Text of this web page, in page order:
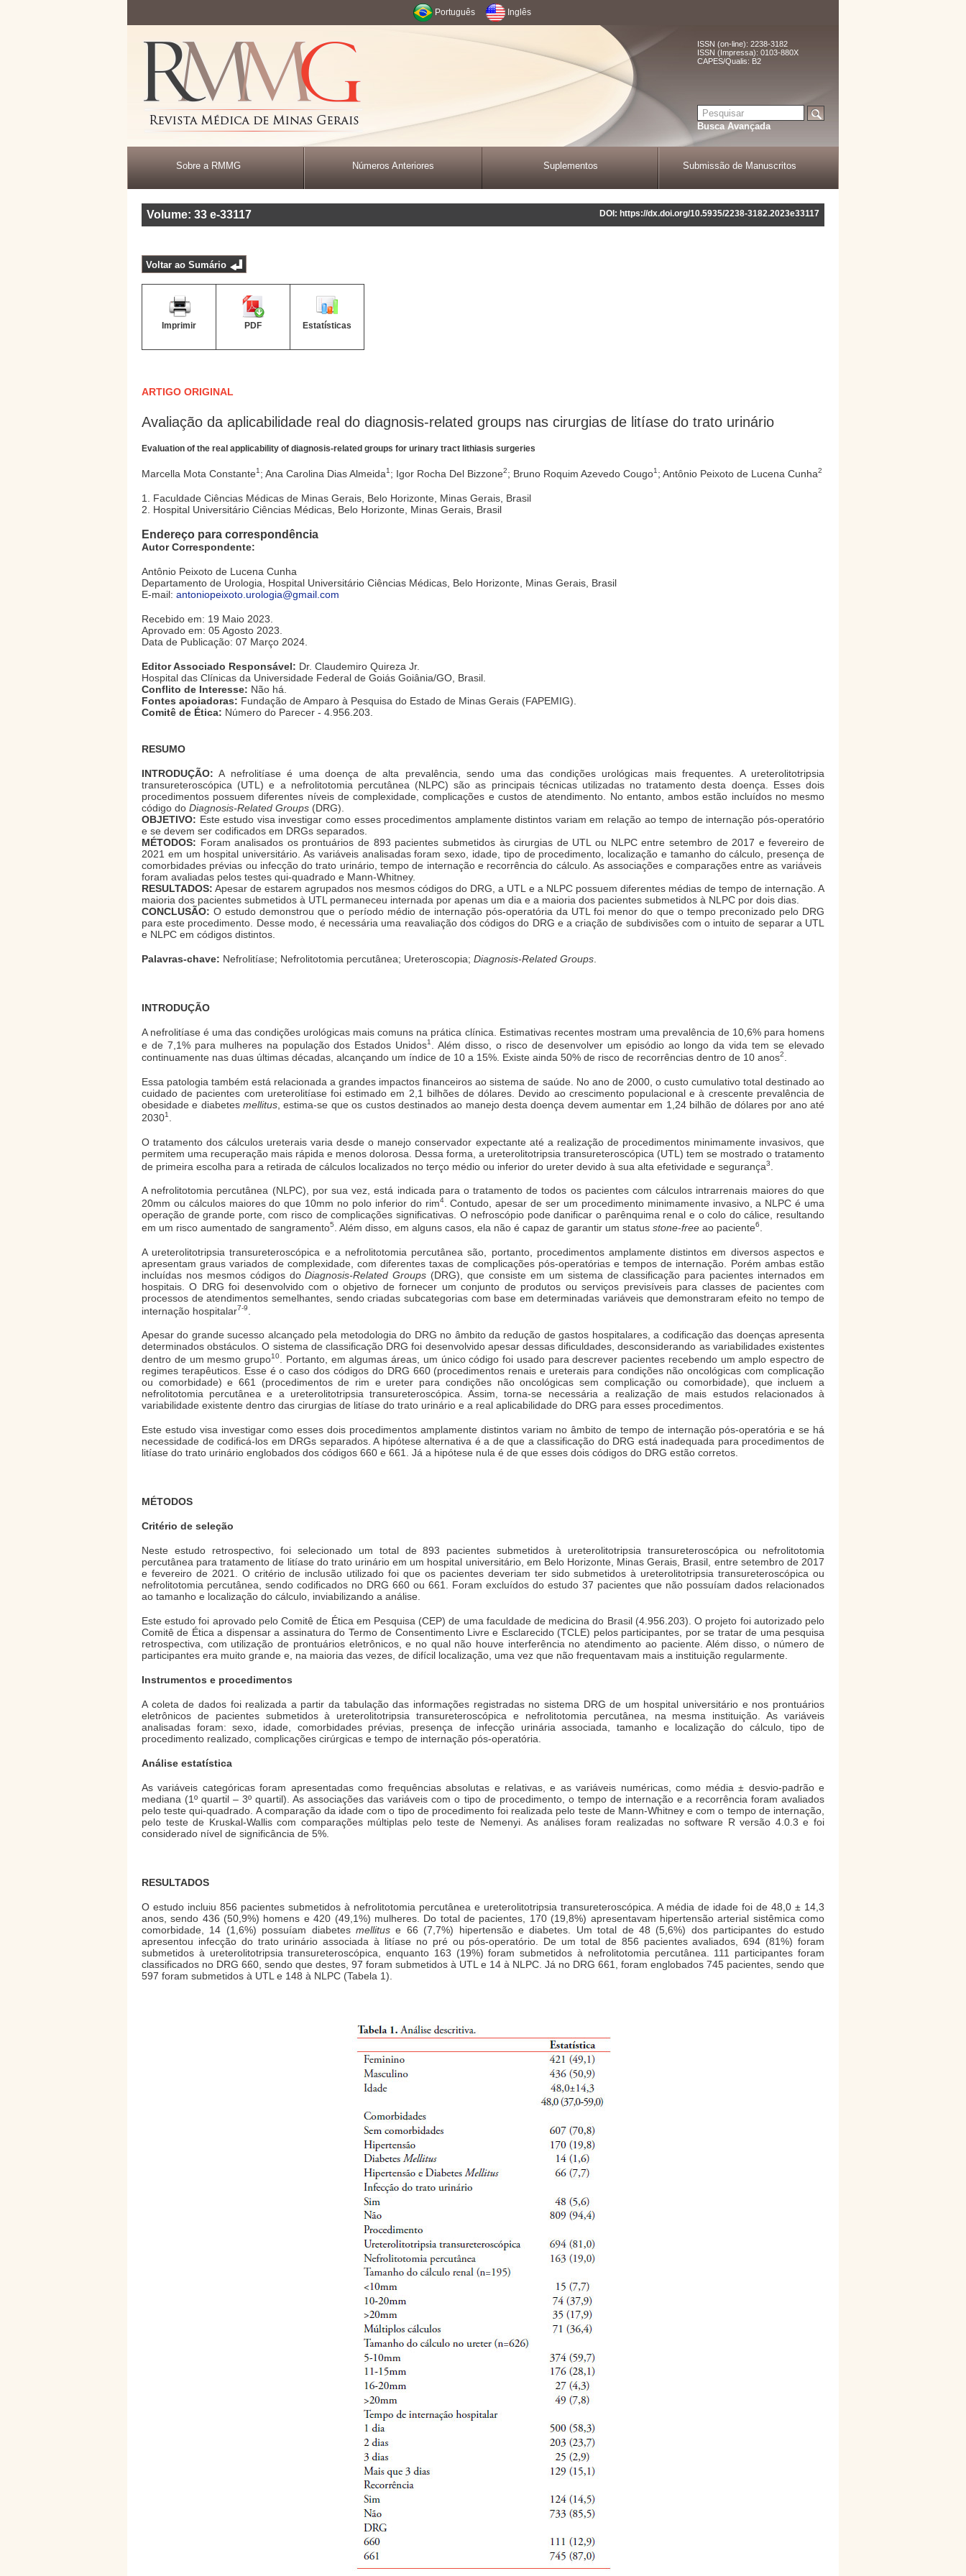
Português Inglês
ISSN (on-line): 2238-3182
ISSN (Impressa): 0103-880X
CAPES/Qualis: B2
Busca Avançada
Sobre a RMMG Números Anteriores Suplementos Submissão de Manuscritos
Volume: 33 e-33117 DOI: https://dx.doi.org/10.5935/2238-3182.2023e33117
Voltar ao Sumário
Imprimir PDF Estatísticas
ARTIGO ORIGINAL
Avaliação da aplicabilidade real do diagnosis-related groups nas cirurgias de litíase do trato urinário
Evaluation of the real applicability of diagnosis-related groups for urinary tract lithiasis surgeries
Marcella Mota Constante1 ; Ana Carolina Dias Almeida1 ; Igor Rocha Del Bizzone2; Bruno Roquim Azevedo Cougo1 ; Antônio Peixoto de Lucena Cunha2
1. Faculdade Ciências Médicas de Minas Gerais, Belo Horizonte, Minas Gerais, Brasil
2. Hospital Universitário Ciências Médicas, Belo Horizonte, Minas Gerais, Brasil
Endereço para correspondência
Autor Correspondente:
Antônio Peixoto de Lucena Cunha
Departamento de Urologia, Hospital Universitário Ciências Médicas, Belo Horizonte, Minas Gerais, Brasil
E-mail: antoniopeixoto.urologia@gmail.com
Recebido em: 19 Maio 2023.
Aprovado em: 05 Agosto 2023.
Data de Publicação: 07 Março 2024.
Editor Associado Responsável: Dr. Claudemiro Quireza Jr.
Hospital das Clínicas da Universidade Federal de Goiás Goiânia/GO, Brasil.
Conflito de Interesse: Não há.
Fontes apoiadoras: Fundação de Amparo à Pesquisa do Estado de Minas Gerais (FAPEMIG).
Comitê de Ética: Número do Parecer - 4.956.203.
RESUMO
INTRODUÇÃO: A nefrolitíase é uma doença de alta prevalência, sendo uma das condições urológicas mais frequentes. A ureterolitotripsia
transureteroscópica (UTL) e a nefrolitotomia percutânea (NLPC) são as principais técnicas utilizadas no tratamento desta doença. Esses dois
procedimentos possuem diferentes níveis de complexidade, complicações e custos de atendimento. No entanto, ambos estão incluídos no mesmo
código do Diagnosis-Related Groups (DRG).
OBJETIVO: Este estudo visa investigar como esses procedimentos amplamente distintos variam em relação ao tempo de internação pós-operatório
e se devem ser codificados em DRGs separados.
MÉTODOS: Foram analisados os prontuários de 893 pacientes submetidos às cirurgias de UTL ou NLPC entre setembro de 2017 e fevereiro de
2021 em um hospital universitário. As variáveis ​​analisadas foram sexo, idade, tipo de procedimento, localização e tamanho do cálculo, presença de
comorbidades prévias ou infecção do trato urinário, tempo de internação e recorrência do cálculo. As associações e comparações entre as variáveis ​​
foram avaliadas pelos testes qui-quadrado e Mann-Whitney.
RESULTADOS: Apesar de estarem agrupados nos mesmos códigos do DRG, a UTL e a NLPC possuem diferentes médias de tempo de internação. A
maioria dos pacientes submetidos à UTL permaneceu internada por apenas um dia e a maioria dos pacientes submetidos à NLPC por dois dias.
CONCLUSÃO: O estudo demonstrou que o período médio de internação pós-operatória da UTL foi menor do que o tempo preconizado pelo DRG
para este procedimento. Desse modo, é necessária uma reavaliação dos códigos do DRG e a criação de subdivisões com o intuito de separar a UTL
e NLPC em códigos distintos.
Palavras-chave: Nefrolitíase; Nefrolitotomia percutânea; Ureteroscopia; Diagnosis-Related Groups
INTRODUÇÃO
A nefrolitíase é uma das condições urológicas mais comuns na prática clínica. Estimativas recentes mostram uma prevalência de 10,6% para homens
e de 7,1% para mulheres na população dos Estados Unidos1
. Além disso, o risco de desenvolver um episódio ao longo da vida tem se elevado
continuamente nas duas últimas décadas, alcançando um índice de 10 a 15%. Existe ainda 50% de risco de recorrências dentro de 10 anos2
Essa patologia também está relacionada a grandes impactos financeiros ao sistema de saúde. No ano de 2000, o custo cumulativo total destinado ao
cuidado de pacientes com ureterolitíase foi estimado em 2,1 bilhões de dólares. Devido ao crescimento populacional e à crescente prevalência de
obesidade e diabetesmellitus , estima-se que os custos destinados ao manejo desta doença devem aumentar em 1,24 bilhão de dólares por ano até
20301
O tratamento dos cálculos ureterais varia desde o manejo conservador expectante até a realização de procedimentos minimamente invasivos, que
permitem uma recuperação mais rápida e menos dolorosa. Dessa forma, a ureterolitotripsia transureteroscópica (UTL) tem se mostrado o tratamento
de primeira escolha para a retirada de cálculos localizados no terço médio ou inferior do ureter devido à sua alta efetividade e segurança3
A nefrolitotomia percutânea (NLPC), por sua vez, está indicada para o tratamento de todos os pacientes com cálculos intrarrenais maiores do que
20mm ou cálculos maiores do que 10mm no polo inferior do rim4. Contudo, apesar de ser um procedimento minimamente invasivo, a NLPC é uma
operação de grande porte, com risco de complicações significativas. O nefroscópio pode danificar o parênquima renal e o colo do cálice, resultando
em um risco aumentado de sangramento5 . Além disso, em alguns casos, ela não é capaz de garantir um status stone-free ao paciente6
A ureterolitotripsia transureteroscópica e a nefrolitotomia percutânea são, portanto, procedimentos amplamente distintos em diversos aspectos e
apresentam graus variados de complexidade, com diferentes taxas de complicações pós-operatórias e tempos de internação. Porém ambas estão
incluídas nos mesmos códigos doDiagnosis-Related Groups (DRG), que consiste em um sistema de classificação para pacientes internados em
hospitais. O DRG foi desenvolvido com o objetivo de fornecer um conjunto de produtos ou serviços previsíveis para classes de pacientes com
processos de atendimentos semelhantes, sendo criadas subcategorias com base em determinadas variáveis que demonstraram efeito no tempo de
internação hospitalar7-9
Apesar do grande sucesso alcançado pela metodologia do DRG no âmbito da redução de gastos hospitalares, a codificação das doenças apresenta
determinados obstáculos. O sistema de classificação DRG foi desenvolvido apesar dessas dificuldades, desconsiderando as variabilidades existentes
dentro de um mesmo grupo10
. Portanto, em algumas áreas, um único código foi usado para descrever pacientes recebendo um amplo espectro de
regimes terapêuticos. Esse é o caso dos códigos do DRG 660 (procedimentos renais e ureterais para condições não oncológicas com complicação
ou comorbidade) e 661 (procedimentos de rim e ureter para condições não oncológicas sem complicação ou comorbidade), que incluem a
nefrolitotomia percutânea e a ureterolitotripsia transureteroscópica. Assim, torna-se necessária a realização de mais estudos relacionados à
variabilidade existente dentro das cirurgias de litíase do trato urinário e a real aplicabilidade do DRG para esses procedimentos.
Este estudo visa investigar como esses dois procedimentos amplamente distintos variam no âmbito de tempo de internação pós-operatória e se há
necessidade de codificá-los em DRGs separados. A hipótese alternativa é a de que a classificação do DRG está inadequada para procedimentos de
litíase do trato urinário englobados dos códigos 660 e 661. Já a hipótese nula é de que esses dois códigos do DRG estão corretos.
MÉTODOS
Critério de seleção
Neste estudo retrospectivo, foi selecionado um total de 893 pacientes submetidos à ureterolitotripsia transureteroscópica ou nefrolitotomia
percutânea para tratamento de litíase do trato urinário em um hospital universitário, em Belo Horizonte, Minas Gerais, Brasil, entre setembro de 2017
e fevereiro de 2021. O critério de inclusão utilizado foi que os pacientes deveriam ter sido submetidos à ureterolitotripsia transureteroscópica ou
nefrolitotomia percutânea, sendo codificados no DRG 660 ou 661. Foram excluídos do estudo 37 pacientes que não possuíam dados relacionados
ao tamanho e localização do cálculo, inviabilizando a análise.
Este estudo foi aprovado pelo Comitê de Ética em Pesquisa (CEP) de uma faculdade de medicina do Brasil (4.956.203). O projeto foi autorizado pelo
Comitê de Ética a dispensar a assinatura do Termo de Consentimento Livre e Esclarecido (TCLE) pelos participantes, por se tratar de uma pesquisa
retrospectiva, com utilização de prontuários eletrônicos, e no qual não houve interferência no atendimento ao paciente. Além disso, o número de
participantes era muito grande e, na maioria das vezes, de difícil localização, uma vez que não frequentavam mais a instituição regularmente.
Instrumentos e procedimentos
A coleta de dados foi realizada a partir da tabulação das informações registradas no sistema DRG de um hospital universitário e nos prontuários
eletrônicos de pacientes submetidos à ureterolitotripsia transureteroscópica e nefrolitotomia percutânea, na mesma instituição. As variáveis
analisadas foram: sexo, idade, comorbidades prévias, presença de infecção urinária associada, tamanho e localização do cálculo, tipo de
procedimento realizado, complicações cirúrgicas e tempo de internação pós-operatória.
Análise estatística
As variáveis categóricas foram apresentadas como frequências absolutas e relativas, e as variáveis numéricas, como média ± desvio-padrão e
mediana (1º quartil – 3º quartil). As associações das variáveis com o tipo de procedimento, o tempo de internação e a recorrência foram avaliados
pelo teste qui-quadrado. A comparação da idade com o tipo de procedimento foi realizada pelo teste de Mann-Whitney e com o tempo de internação,
pelo teste de Kruskal-Wallis com comparações múltiplas pelo teste de Nemenyi. As análises foram realizadas no software R versão 4.0.3 e foi
considerado nível de significância de 5%.
RESULTADOS
O estudo incluiu 856 pacientes submetidos à nefrolitotomia percutânea e ureterolitotripsia transureteroscópica. A média de idade foi de 48,0 ± 14,3
anos, sendo 436 (50,9%) homens e 420 (49,1%) mulheres. Do total de pacientes, 170 (19,8%) apresentavam hipertensão arterial sistêmica como
comorbidade, 14 (1,6%) possuíam diabetes mellitus e 66 (7,7%) hipertensão e diabetes. Um total de 48 (5,6%) dos participantes do estudo
apresentou infecção do trato urinário associada à litíase no pré ou pós-operatório. De um total de 856 pacientes avaliados, 694 (81%) foram
submetidos à ureterolitotripsia transureteroscópica, enquanto 163 (19%) foram submetidos à nefrolitotomia percutânea. 111 participantes foram
classificados no DRG 660, sendo que destes, 97 foram submetidos à UTL e 14 à NLPC. Já no DRG 661, foram englobados 745 pacientes, sendo que
597 foram submetidos à UTL e 148 à NLPC (Tabela 1).